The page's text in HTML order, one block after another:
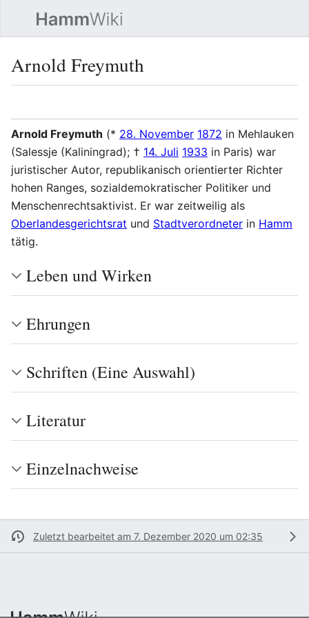
Arnold Freymuth
Arnold Freymuth (* 28. November 1872 in Mehlauken
(Salessje (Kaliningrad); † 14. Juli 1933 in Paris) war
juristischer Autor, republikanisch orientierter Richter
hohen Ranges, sozialdemokratischer Politiker und
Menschenrechtsaktivist. Er war zeitweilig als
Oberlandesgerichtsrat und Stadtverordneter in Hamm
tätig.
Leben und Wirken
Ehrungen
Schriften (Eine Auswahl)
Literatur
Einzelnachweise
Zuletzt bearbeitet am 7. Dezember 2020 um 02:35